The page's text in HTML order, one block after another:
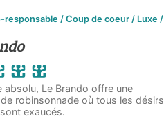
responsable / Coup de coeur / Luxe /
absolu, Le Brando offre une
robinsonnade où tous les désirs
exaucés.